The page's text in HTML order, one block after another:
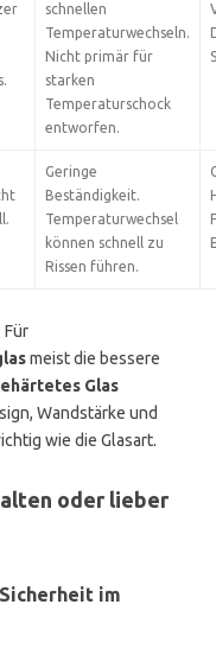
schnellen
Temperaturwechseln.
Nicht primär für
starken
Temperaturschock
entworfen.
Geringe
Beständigkeit.
Temperaturwechsel
können schnell zu
Rissen führen.
Für
meist die bessere
Glas
Wandstärke und
wie die Glasart.
oder lieber
im